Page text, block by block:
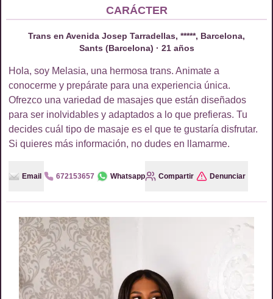
CARÁCTER
Trans en Avenida Josep Tarradellas, *****, Barcelona,
Sants (Barcelona) · 21 años
Hola, soy Melasia, una hermosa trans. Animate a
conocerme y prepárate para una experiencia única.
Ofrezco una variedad de masajes que están diseñados
para ser inolvidables y adaptados a lo que prefieras. Tu
decides cuál tipo de masaje es el que te gustaría disfrutar.
Si quieres más información, no dudes en llamarme.
Email 672153657 Whatsapp Compartir Denunciar